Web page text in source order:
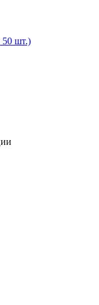
50 шт.)